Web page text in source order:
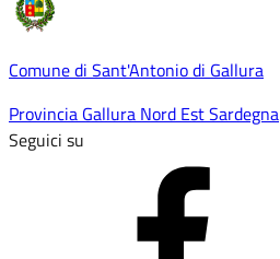
Comune di Sant'Antonio di Gallura
Provincia Gallura Nord Est Sardegna
Seguici su